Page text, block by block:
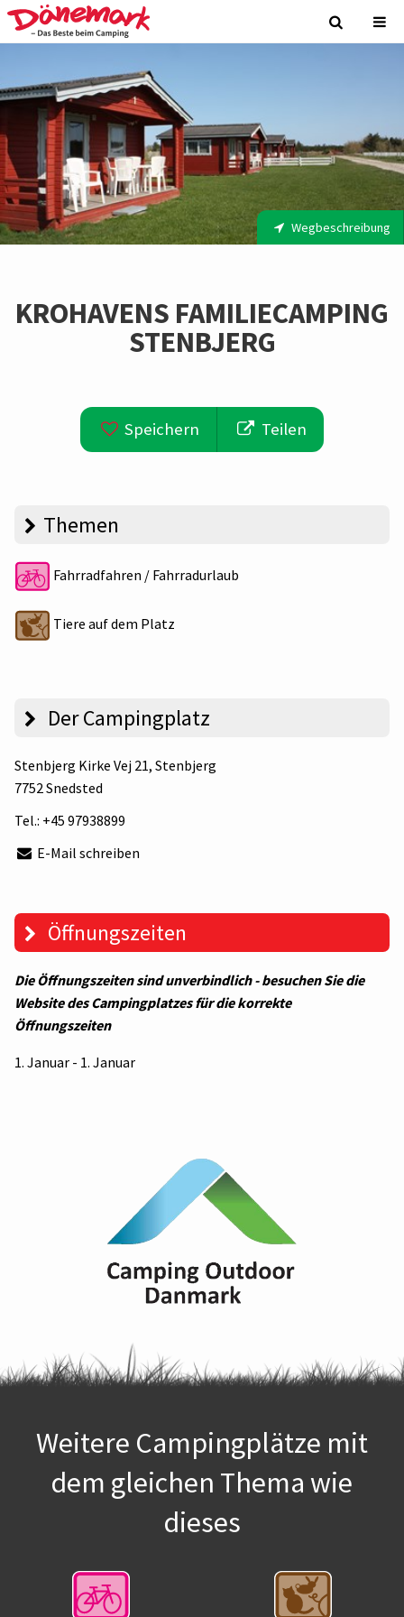
Wegbeschreibung
KROHAVENS FAMILIECAMPING
STENBJERG
Speichern Teilen
Themen
Fahrradfahren / Fahrradurlaub
Tiere auf dem Platz
Der Campingplatz
Stenbjerg Kirke Vej 21, Stenbjerg
7752 Snedsted
Tel.: +45 97938899
E-Mail schreiben
Öffnungszeiten
Die Öffnungszeiten sind unverbindlich - besuchen Sie die
Website des Campingplatzes für die korrekte
Öffnungszeiten
1. Januar - 1. Januar
Weitere Campingplätze mit
dem gleichen Thema wie
dieses